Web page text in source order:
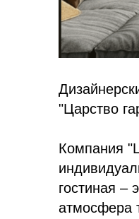
"Царство
Компания
гостиная –
атмосфера